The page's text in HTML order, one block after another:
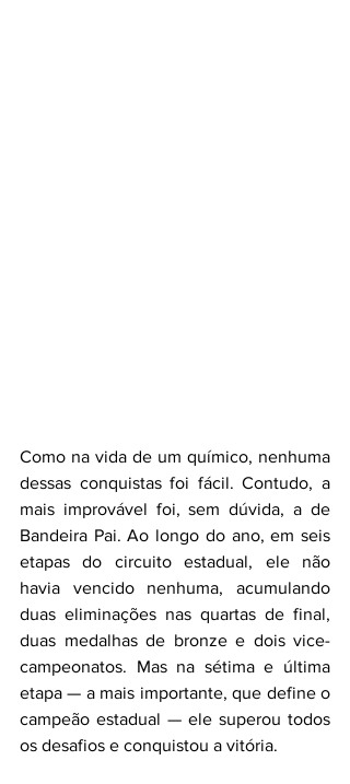
Como na vida de um químico, nenhuma
dessas conquistas foi fácil. Contudo, a
mais improvável foi, sem dúvida, a de
Bandeira Pai. Ao longo do ano, em seis
etapas do circuito estadual, ele não
havia vencido nenhuma, acumulando
duas eliminações nas quartas de final,
duas medalhas de bronze e dois vice-
campeonatos. Mas na sétima e última
etapa — a mais importante, que define o
campeão estadual — ele superou todos
os desafios e conquistou a vitória.